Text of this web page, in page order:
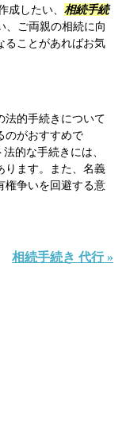
成したい、 相続手続
、ご両親の相続に向
ることがあればお気
法的手続きについて
のがおすすめで
的な手続きには、
ります。また、名義
権争いを回避する意
相続手続き 代行 »